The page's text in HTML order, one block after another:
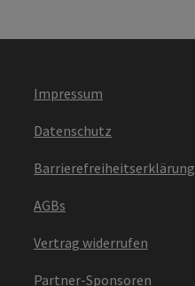
Impressum
Datenschutz
Barrierefreiheitserklärung
AGBs
Vertrag widerrufen
Partner-Sponsoren